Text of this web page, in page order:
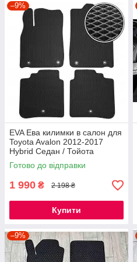
–9%
EVA Ева килимки в салон для
Toyota Avalon 2012-2017
Hybrid Седан / Тойота
Авалон гібрид килимки
Готово до відправки
1 990 ₴ 2 198 ₴
Купити
–9%